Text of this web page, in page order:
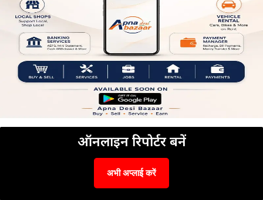
ऑनलाइन रिपोर्टर बनें
अभी अप्लाई करें